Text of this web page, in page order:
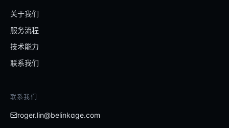
关于我们
服务流程
技术能力
联系我们
联系我们
roger.lin@belinkage.com